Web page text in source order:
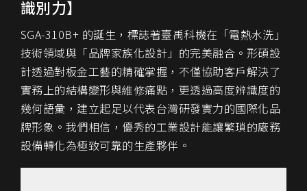
識別力】
SGA-310B+ 的誕生，標誌著臺禹科機在「電熱水洗」
技術領域與「品牌家族化設計」的完美融合。形碩設
計透過對板金工藝的精確掌握，不僅協助客戶解決了
實務上的結構變形與維修痛點，更透過高度辨識度的
幾何語彙，建立起足以代表台灣研發實力的國際化品
牌形象。我們相信，優秀的工業設計能讓繁瑣的廠務
設備轉化為極致可靠的生產夥伴。